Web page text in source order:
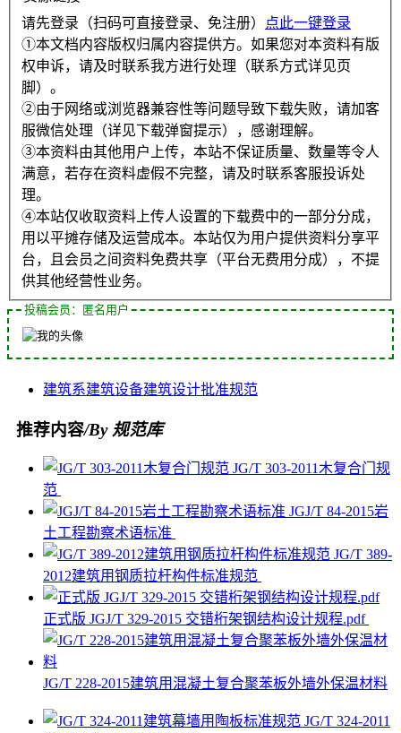
请先登录（扫码可直接登录、免注册）
点此一键登录
①本文档内容版权归属内容提供方。如果您对本资料有版
权申诉，请及时联系我方进行处理（联系方式详见页
脚）。
②由于网络或浏览器兼容性等问题导致下载失败，请加客
服微信处理（详见下载弹窗提示），感谢理解。
③本资料由其他用户上传，本站不保证质量、数量等令人
满意，若存在资料虚假不完整，请及时联系客服投诉处
理。
④本站仅收取资料上传人设置的下载费中的一部分分成，
用以平摊存储及运营成本。本站仅为用户提供资料分享平
台，且会员之间资料免费共享（平台无费用分成），不提
供其他经营性业务。
投稿会员：匿名用户
建筑系建筑设备建筑设计批准规范
推荐内容/By 规范库
JG/T 303-2011木复合门规
范
JGJ/T 84-2015岩
土工程勘察术语标准
JG/T 389-
2012建筑用钢质拉杆构件标准规范
正式版 JGJ/T 329-2015 交错桁架钢结构设计规程.pdf
JG/T 228-2015建筑用混凝土复合聚苯板外墙外保温材料
JG/T 324-2011